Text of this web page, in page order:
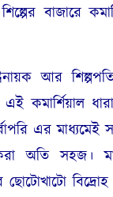
বাজারে
আর
কমার্শিয়াল
এর মাধ্যমেই
অতি সহজ।
বিদ্রোহ